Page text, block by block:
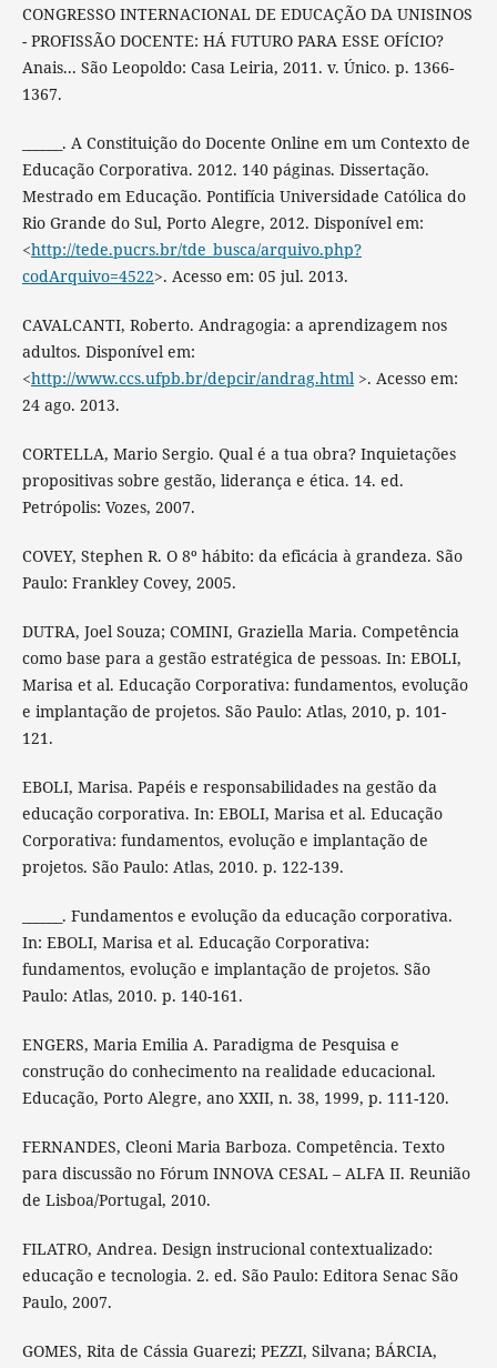
CONGRESSO INTERNACIONAL DE EDUCAÇÃO DA UNISINOS
- PROFISSÃO DOCENTE: HÁ FUTURO PARA ESSE OFÍCIO?
Anais... São Leopoldo: Casa Leiria, 2011. v. Único. p. 1366-
1367.
______. A Constituição do Docente Online em um Contexto de
Educação Corporativa. 2012. 140 páginas. Dissertação.
Mestrado em Educação. Pontifícia Universidade Católica do
Rio Grande do Sul, Porto Alegre, 2012. Disponível em:
<http://tede.pucrs.br/tde_busca/arquivo.php?
codArquivo=4522>. Acesso em: 05 jul. 2013.
CAVALCANTI, Roberto. Andragogia: a aprendizagem nos
adultos. Disponível em:
<http://www.ccs.ufpb.br/depcir/andrag.html>. Acesso em:
24 ago. 2013.
CORTELLA, Mario Sergio. Qual é a tua obra? Inquietações
propositivas sobre gestão, liderança e ética. 14. ed.
Petrópolis: Vozes, 2007.
COVEY, Stephen R. O 8º hábito: da eficácia à grandeza. São
Paulo: Frankley Covey, 2005.
DUTRA, Joel Souza; COMINI, Graziella Maria. Competência
como base para a gestão estratégica de pessoas. In: EBOLI,
Marisa et al. Educação Corporativa: fundamentos, evolução
e implantação de projetos. São Paulo: Atlas, 2010, p. 101-
121.
EBOLI, Marisa. Papéis e responsabilidades na gestão da
educação corporativa. In: EBOLI, Marisa et al. Educação
Corporativa: fundamentos, evolução e implantação de
projetos. São Paulo: Atlas, 2010. p. 122-139.
______. Fundamentos e evolução da educação corporativa.
In: EBOLI, Marisa et al. Educação Corporativa:
fundamentos, evolução e implantação de projetos. São
Paulo: Atlas, 2010. p. 140-161.
ENGERS, Maria Emilia A. Paradigma de Pesquisa e
construção do conhecimento na realidade educacional.
Educação, Porto Alegre, ano XXII, n. 38, 1999, p. 111-120.
FERNANDES, Cleoni Maria Barboza. Competência. Texto
para discussão no Fórum INNOVA CESAL – ALFA II. Reunião
de Lisboa/Portugal, 2010.
FILATRO, Andrea. Design instrucional contextualizado:
educação e tecnologia. 2. ed. São Paulo: Editora Senac São
Paulo, 2007.
GOMES, Rita de Cássia Guarezi; PEZZI, Silvana; BÁRCIA,